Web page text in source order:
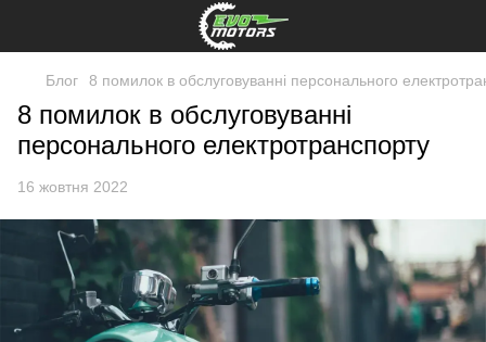
Блог 8 помилок в обслуговуванні персонального
8 помилок в обслуговуванні
персонального електротранспорту
16 жовтня 2022